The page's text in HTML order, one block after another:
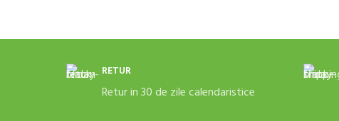
RETUR
Retur in 30 de zile calendaristice